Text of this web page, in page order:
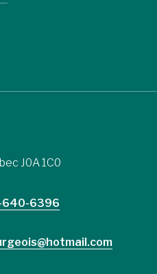
J0A 1C0
640-6396